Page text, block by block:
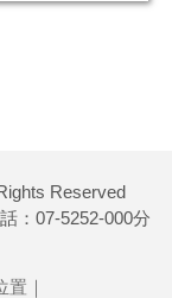
Reserved
：07-5252-000分
｜